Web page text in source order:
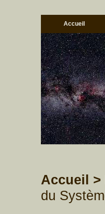
Accueil
Accueil >
du